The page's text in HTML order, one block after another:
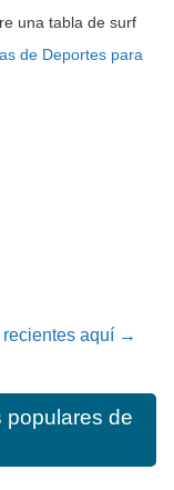
una tabla de surf
de Deportes para
recientes aquí →
populares de